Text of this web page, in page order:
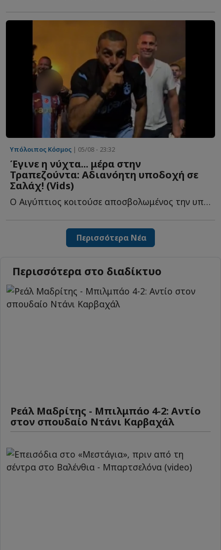
Υπόλοιπος Κόσμος | 05/08 - 23:32
Έγινε η νύχτα... μέρα στην
Τραπεζούντα: Αδιανόητη υποδοχή σε
Σαλάχ! (Vids)
Ο Αιγύπτιος κοιτούσε αποσβολωμένος την υποδοχή που τ...
Περισσότερα Νέα
Περισσότερα στο διαδίκτυο
Ρεάλ Μαδρίτης - Μπιλμπάο 4-2: Αντίο
στον σπουδαίο Ντάνι Καρβαχάλ